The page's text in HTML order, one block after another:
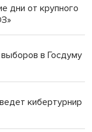
врачей
вошли в топ-16
в Искитиме
дни от крупного
в Госдуму
кибертурнир